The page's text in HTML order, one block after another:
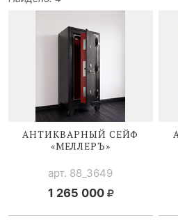
АНТИКВАРНЫЙ СЕЙФ
«МЕЛЛЕРЪ»
арт. 88_3649
1 265 000